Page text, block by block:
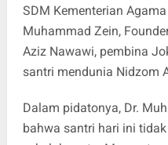
SDM Kementerian
Muhammad Zein,
Aziz Nawawi, pembina
santri mendunia Nidzom
Dalam pidatonya, Dr.
bahwa santri hari ini